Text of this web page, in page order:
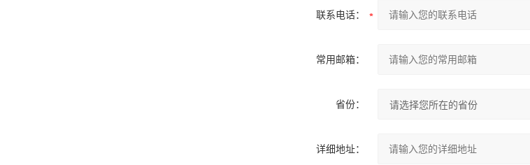
联系电话：
常用邮箱：
省份：
详细地址：